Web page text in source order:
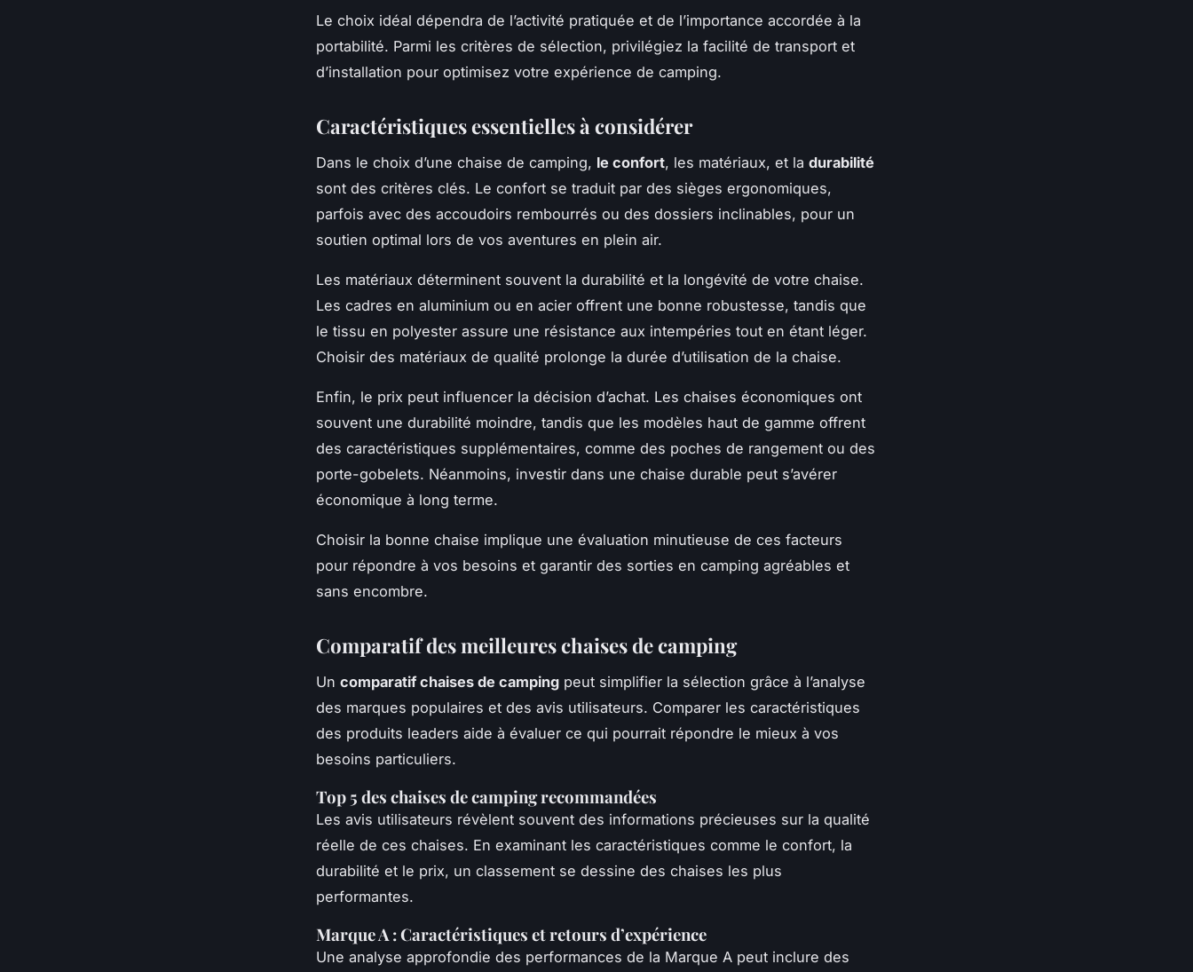
Le choix idéal dépendra de l’activité pratiquée et de l’importance accordée à la
portabilité. Parmi les critères de sélection, privilégiez la facilité de transport et
d’installation pour optimisez votre expérience de camping.
Caractéristiques essentielles à considérer
Dans le choix d’une chaise de camping, le confort, les matériaux, et la durabilité
sont des critères clés. Le confort se traduit par des sièges ergonomiques,
parfois avec des accoudoirs rembourrés ou des dossiers inclinables, pour un
soutien optimal lors de vos aventures en plein air.
Les matériaux déterminent souvent la durabilité et la longévité de votre chaise.
Les cadres en aluminium ou en acier offrent une bonne robustesse, tandis que
le tissu en polyester assure une résistance aux intempéries tout en étant léger.
Choisir des matériaux de qualité prolonge la durée d’utilisation de la chaise.
Enfin, le prix peut influencer la décision d’achat. Les chaises économiques ont
souvent une durabilité moindre, tandis que les modèles haut de gamme offrent
des caractéristiques supplémentaires, comme des poches de rangement ou des
porte-gobelets. Néanmoins, investir dans une chaise durable peut s’avérer
économique à long terme.
Choisir la bonne chaise implique une évaluation minutieuse de ces facteurs
pour répondre à vos besoins et garantir des sorties en camping agréables et
sans encombre.
Comparatif des meilleures chaises de camping
Un comparatif chaises de camping peut simplifier la sélection grâce à l’analyse
des marques populaires et des avis utilisateurs. Comparer les caractéristiques
des produits leaders aide à évaluer ce qui pourrait répondre le mieux à vos
besoins particuliers.
Top 5 des chaises de camping recommandées
Les avis utilisateurs révèlent souvent des informations précieuses sur la qualité
réelle de ces chaises. En examinant les caractéristiques comme le confort, la
durabilité et le prix, un classement se dessine des chaises les plus
performantes.
Marque A : Caractéristiques et retours d’expérience
Une analyse approfondie des performances de la Marque A peut inclure des